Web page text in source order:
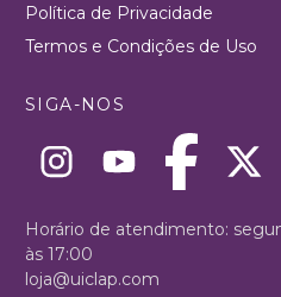
Política de Privacidade
Termos e Condições de Uso
SIGA-NOS
Horário de atendimento:
às 17:00
loja@uiclap.com